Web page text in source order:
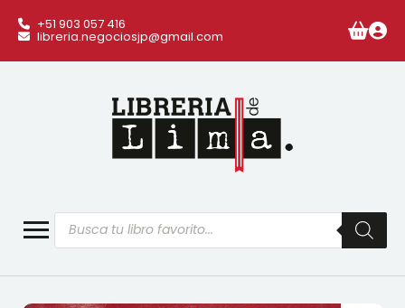
+51 903 057 416
libreria.negociosjp@gmail.com
Búsqueda
de
productos